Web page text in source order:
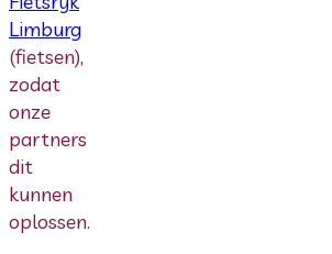
Limburg
(fietsen),
zodat
onze
partners
dit
kunnen
oplossen.